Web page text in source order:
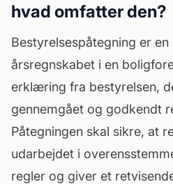
hvad omfatter den?
Bestyrelsespåtegning er
årsregnskabet i en
erklæring fra bestyrelsen,
gennemgået og godkendt
Påtegningen skal sikre, at
udarbejdet i
regler og giver et